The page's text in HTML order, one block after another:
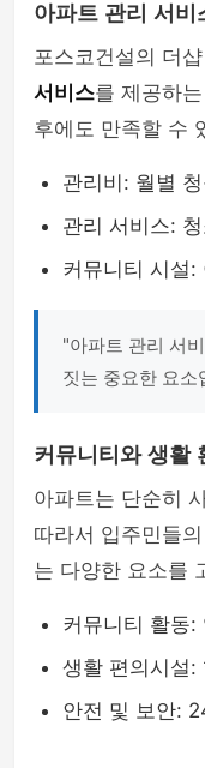
아파트 관리 서비
포스코건설의 더
서비스를 제공하
후에도 만족할 수
관리비: 월별
관리 서비스:
커뮤니티 시설:
"아파트 관리 서
짓는 중요한 요
커뮤니티와 생활
아파트는 단순히
따라서 입주민들
는 다양한 요소를
커뮤니티 활동:
생활 편의시설:
안전 및 보안: